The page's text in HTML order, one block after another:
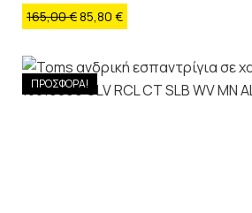
165,00€85,80 €
ΠΡΟΣΦΟΡΑ!